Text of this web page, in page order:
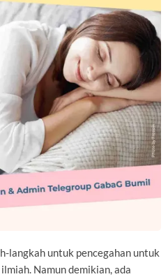
langkah untuk pencegahan untuk
Namun demikian, ada